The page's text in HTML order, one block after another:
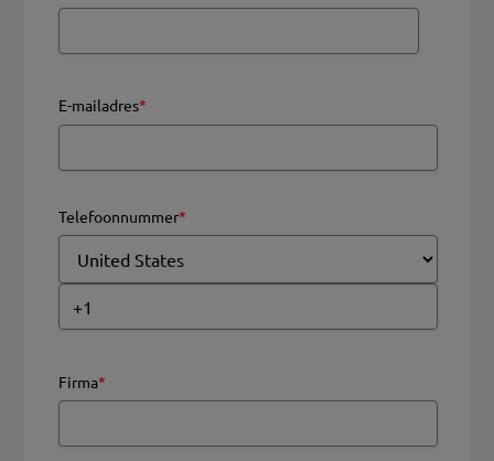
E-mailadres*
Telefoonnummer*
Firma*